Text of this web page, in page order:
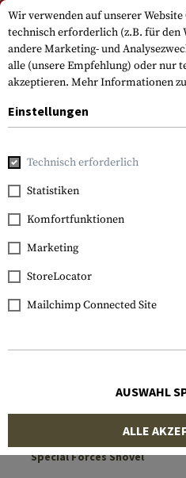
Bitte beachten Sie, dass die Lieferzeiten
15.08.2026 abweichen können
Special Forces Shovel
Wir verwenden auf unserer
technisch erforderlich (z.B. für den
andere Marketing- und
alle (unsere Empfehlung) oder nur
akzeptieren. Mehr Informationen
Einstellungen
Technisch erforderlich
Statistiken
Komfortfunktionen
Marketing
StoreLocator
Mailchimp Connected Site
AUSWAHL
ALLE